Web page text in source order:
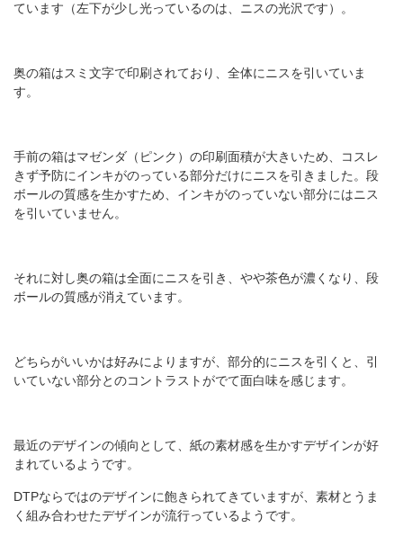
ています（左下が少し光っているのは、ニスの光沢です）。
奥の箱はスミ文字で印刷されており、全体にニスを引いていま
す。
手前の箱はマゼンダ（ピンク）の印刷面積が大きいため、コスレ
きず予防にインキがのっている部分だけにニスを引きました。段
ボールの質感を生かすため、インキがのっていない部分にはニス
を引いていません。
それに対し奥の箱は全面にニスを引き、やや茶色が濃くなり、段
ボールの質感が消えています。
どちらがいいかは好みによりますが、部分的にニスを引くと、引
いていない部分とのコントラストがでて面白味を感じます。
最近のデザインの傾向として、紙の素材感を生かすデザインが好
まれているようです。
DTPならではのデザインに飽きられてきていますが、素材とうま
く組み合わせたデザインが流行っているようです。